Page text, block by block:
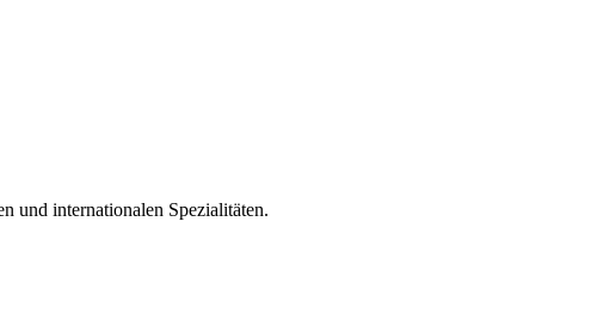
und internationalen Spezialitäten.